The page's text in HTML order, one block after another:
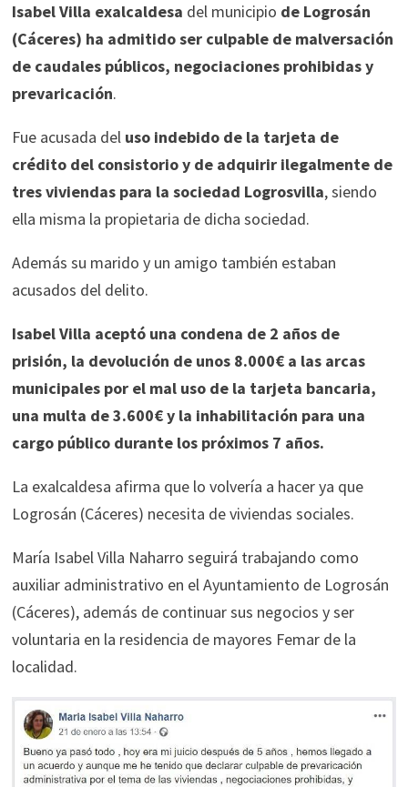
Isabel Villa exalcaldesa del municipio de Logrosán
(Cáceres) ha admitido ser culpable de malversación
de caudales públicos, negociaciones prohibidas y
prevaricación.
Fue acusada del uso indebido de la tarjeta de
crédito del consistorio y de adquirir ilegalmente de
tres viviendas para la sociedad Logrosvilla, siendo
ella misma la propietaria de dicha sociedad.
Además su marido y un amigo también estaban
acusados del delito.
Isabel Villa aceptó una condena de 2 años de
prisión, la devolución de unos 8.000€ a las arcas
municipales por el mal uso de la tarjeta bancaria,
una multa de 3.600€ y la inhabilitación para una
cargo público durante los próximos 7 años.
La exalcaldesa afirma que lo volvería a hacer ya que
Logrosán (Cáceres) necesita de viviendas sociales.
María Isabel Villa Naharro seguirá trabajando como
auxiliar administrativo en el Ayuntamiento de Logrosán
(Cáceres), además de continuar sus negocios y ser
voluntaria en la residencia de mayores Femar de la
localidad.